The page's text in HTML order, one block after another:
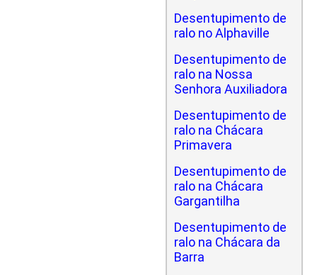
Desentupimento de
ralo no Alphaville
Desentupimento de
ralo na Nossa
Senhora Auxiliadora
Desentupimento de
ralo na Chácara
Primavera
Desentupimento de
ralo na Chácara
Gargantilha
Desentupimento de
ralo na Chácara da
Barra